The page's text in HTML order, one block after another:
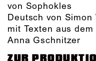
von Sophokles
Deutsch von Simon
mit Texten aus
Anna Gschnitzer
ZUR